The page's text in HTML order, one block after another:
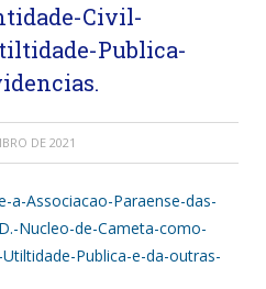
Civil-
Publica-
DE 2021
a-Associacao-Paraense-das-
Nucleo-de-Cameta-como-
Publica-e-da-outras-